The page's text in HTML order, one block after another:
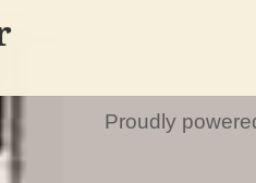
Proudly